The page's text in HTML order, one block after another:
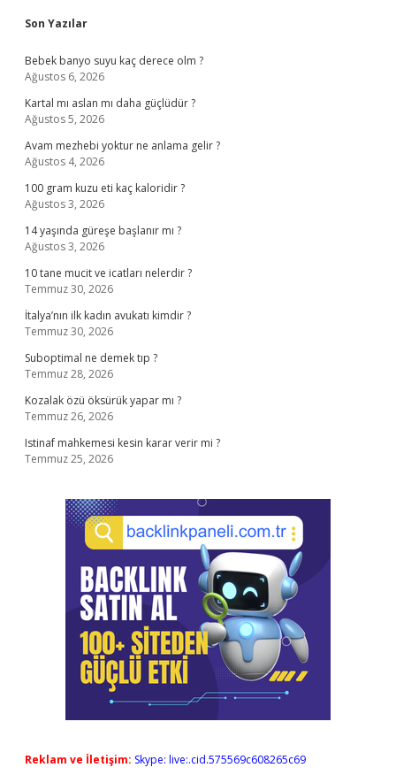
Sidebar
Son Yazılar
Bebek banyo suyu kaç derece olm ?
Ağustos 6, 2026
Kartal mı aslan mı daha güçlüdür ?
Ağustos 5, 2026
Avam mezhebi yoktur ne anlama gelir ?
Ağustos 4, 2026
100 gram kuzu eti kaç kaloridir ?
Ağustos 3, 2026
14 yaşında güreşe başlanır mı ?
Ağustos 3, 2026
10 tane mucit ve icatları nelerdir ?
Temmuz 30, 2026
İtalya’nın ilk kadın avukatı kimdir ?
Temmuz 30, 2026
Suboptimal ne demek tıp ?
Temmuz 28, 2026
Kozalak özü öksürük yapar mı ?
Temmuz 26, 2026
Istinaf mahkemesi kesin karar verir mi ?
Temmuz 25, 2026
Reklam ve İletişim: Skype: live:.cid.575569c608265c69